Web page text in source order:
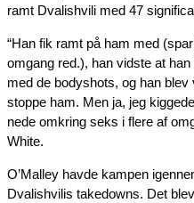
ramt Dvalishvili med 47
“Han fik ramt på ham med
omgang red.), han vidste at
med de bodyshots, og han blev
stoppe ham. Men ja, jeg
nede omkring seks i flere af
White.
O’Malley havde kampen
Dvalishvilis takedowns. Det